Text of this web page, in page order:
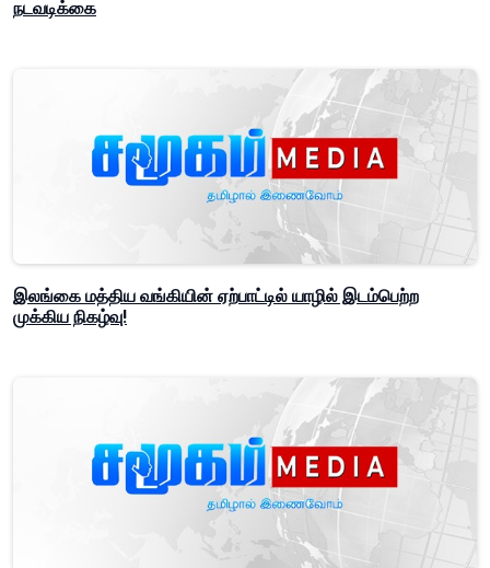
நடவடிக்கை
இலங்கை மத்திய வங்கியின் ஏற்பாட்டில் யாழில் இடம்பெற்ற
முக்கிய நிகழ்வு!